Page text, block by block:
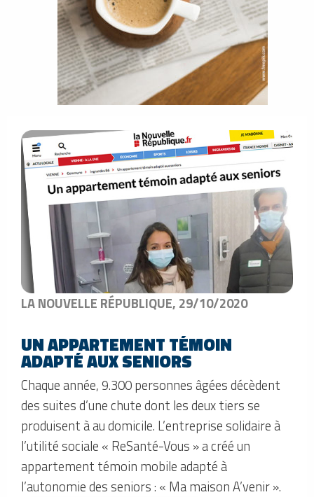
LA NOUVELLE RÉPUBLIQUE, 29/10/2020
UN APPARTEMENT TÉMOIN
ADAPTÉ AUX SENIORS
Chaque année, 9.300 personnes âgées décèdent
des suites d’une chute dont les deux tiers se
produisent à au domicile. L’entreprise solidaire à
l’utilité sociale « ReSanté-Vous » a créé un
appartement témoin mobile adapté à
l’autonomie des seniors : « Ma maison A’venir ».